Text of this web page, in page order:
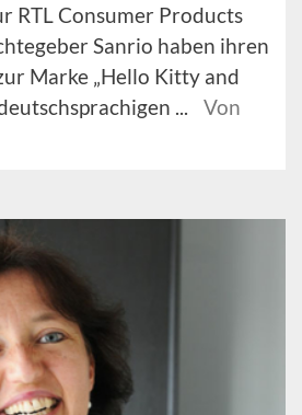
RTL Consumer Products
Sanrio haben ihren
Marke „Hello Kitty and
...
Von